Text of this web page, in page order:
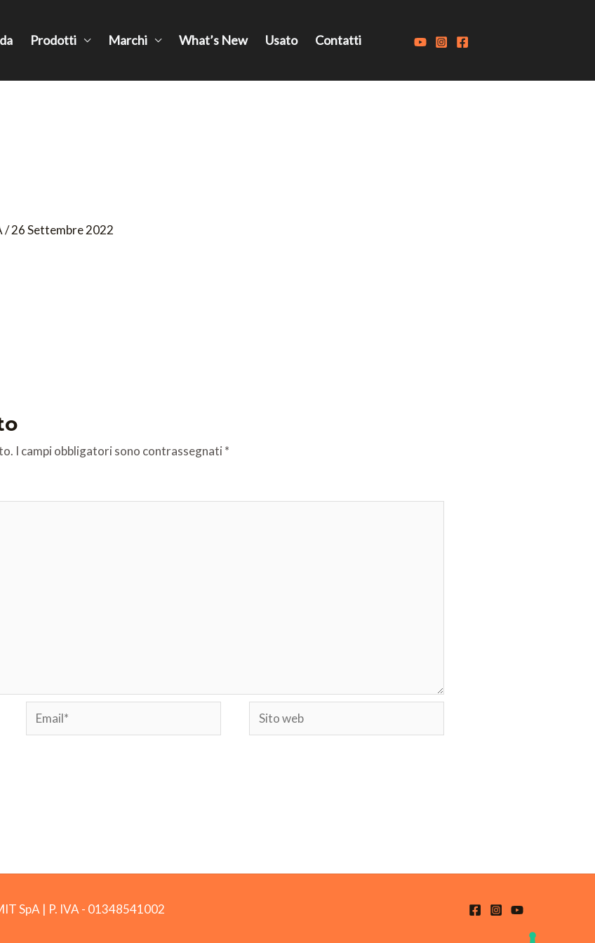
Prodotti Marchi What’s New Usato Contatti
/26 Settembre 2022
I campi obbligatori sono contrassegnati *
Email*
Sito
web
SpA | P. IVA - 01348541002